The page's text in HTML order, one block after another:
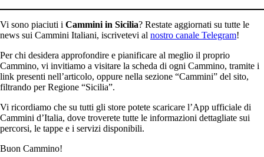
Vi sono piaciuti i Cammini in Sicilia? Restate aggiornati su tutte le
news sui Cammini Italiani, iscrivetevi al nostro canale Telegram!
Per chi desidera approfondire e pianificare al meglio il proprio
Cammino, vi invitiamo a visitare la scheda di ogni Cammino, tramite i
link presenti nell’articolo, oppure nella sezione “Cammini” del sito,
filtrando per Regione “Sicilia”.
Vi ricordiamo che su tutti gli store potete scaricare l’App ufficiale di
Cammini d’Italia, dove troverete tutte le informazioni dettagliate sui
percorsi, le tappe e i servizi disponibili.
Buon Cammino!